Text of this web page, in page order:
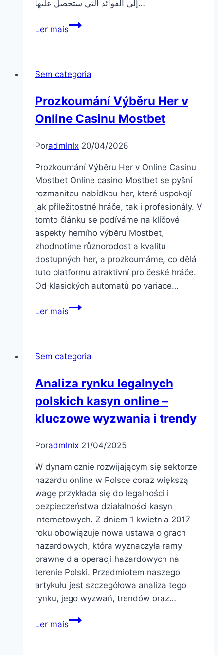
إلى الفوائد التي ستحصل عليها…
Ler maisتنزيل
ما
وما
الفائدة
تعود
Sem categoria
Prozkoumání Výběru Her v
Online Casinu Mostbet
Poradmlnlx 20/04/2026
Prozkoumání Výběru Her v Online Casinu
Mostbet Online casino Mostbet se pyšní
rozmanitou nabídkou her, které uspokojí
jak příležitostné hráče, tak i profesionály. V
tomto článku se podíváme na klíčové
aspekty herního výběru Mostbet,
zhodnotíme různorodost a kvalitu
dostupných her, a prozkoumáme, co dělá
tuto platformu atraktivní pro české hráče.
Od klasických automatů po variace…
Ler maisProzkoumání
Online
Mostbet
Sem categoria
Analiza rynku legalnych
polskich kasyn online –
kluczowe wyzwania i trendy
Poradmlnlx 21/04/2025
W dynamicznie rozwijającym się sektorze
hazardu online w Polsce coraz większą
wagę przykłada się do legalności i
bezpieczeństwa działalności kasyn
internetowych. Z dniem 1 kwietnia 2017
roku obowiązuje nowa ustawa o grach
hazardowych, która wyznaczyła ramy
prawne dla operacji hazardowych na
terenie Polski. Przedmiotem naszego
artykułu jest szczegółowa analiza tego
rynku, jego wyzwań, trendów oraz…
Ler maisAnaliza